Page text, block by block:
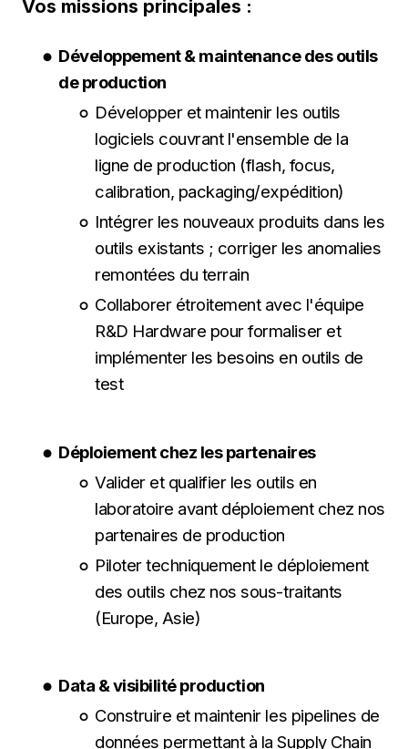
Vos missions principales :
Développement & maintenance des outils
de production
Développer et maintenir les outils
logiciels couvrant l'ensemble de la
ligne de production (flash, focus,
calibration, packaging/expédition)
Intégrer les nouveaux produits dans les
outils existants ; corriger les anomalies
remontées du terrain
Collaborer étroitement avec l'équipe
R&D Hardware pour formaliser et
implémenter les besoins en outils de
test
Déploiement chez les partenaires
Valider et qualifier les outils en
laboratoire avant déploiement chez nos
partenaires de production
Piloter techniquement le déploiement
des outils chez nos sous-traitants
(Europe, Asie)
Data & visibilité production
Construire et maintenir les pipelines de
données permettant à la Supply Chain